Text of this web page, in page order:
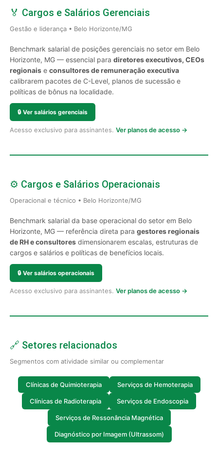
🏅 Cargos e Salários Gerenciais
Gestão e liderança • Belo Horizonte/MG
Benchmark salarial de posições gerenciais no setor em Belo
Horizonte, MG — essencial para diretores executivos, CEOs
regionais e consultores de remuneração executiva
calibrarem pacotes de C-Level, planos de sucessão e
políticas de bônus na localidade.
🔒 Ver salários gerenciais
Acesso exclusivo para assinantes. Ver planos de acesso →
⚙️ Cargos e Salários Operacionais
Operacional e técnico • Belo Horizonte/MG
Benchmark salarial da base operacional do setor em Belo
Horizonte, MG — referência direta para gestores regionais
de RH e consultores dimensionarem escalas, estruturas de
cargos e salários e políticas de benefícios locais.
🔒 Ver salários operacionais
Acesso exclusivo para assinantes. Ver planos de acesso →
🔗 Setores relacionados
Segmentos com atividade similar ou complementar
Clínicas de Quimioterapia Serviços de Hemoterapia
Clínicas de Radioterapia Serviços de Endoscopia
Serviços de Ressonância Magnética
Diagnóstico por Imagem (Ultrassom)